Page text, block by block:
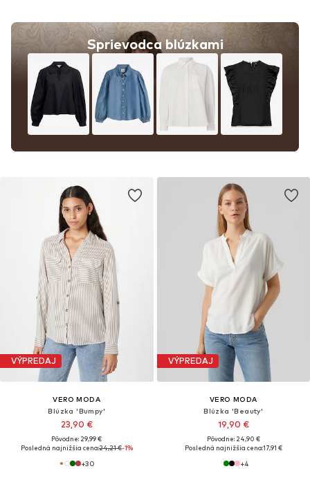
Sprievodca blúzkami
VÝPREDAJ
VERO MODA
Blúzka 'Bumpy'
23,90 €
Pôvodne: 29,99 €
Posledná najnižšia cena:24,21 €-1%
+30
VÝPREDAJ
VERO MODA
Blúzka 'Beauty'
19,90 €
Pôvodne: 24,90 €
Posledná najnižšia cena:17,91 €
+4